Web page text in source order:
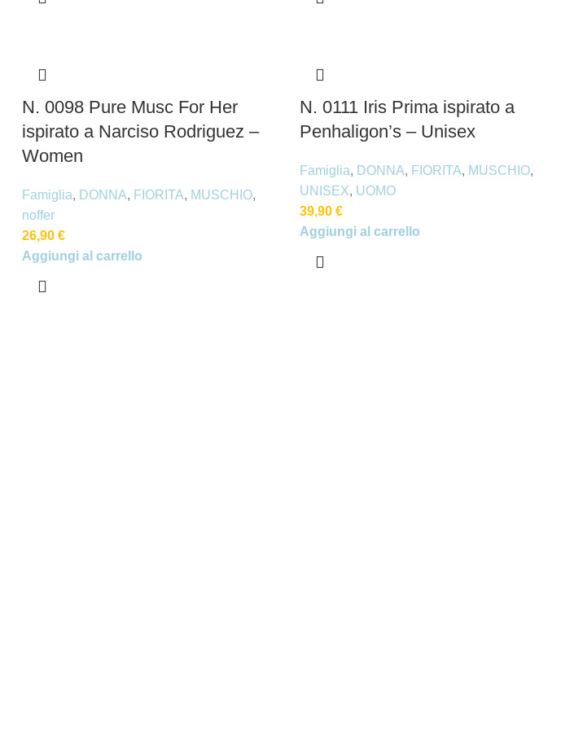
N. 0098 Pure Musc For Her
ispirato a Narciso Rodriguez –
Women
Famiglia, DONNA, FIORITA, MUSCHIO,
noffer
26,90 €
Aggiungi al carrello
N. 0111 Iris Prima ispirato a
Penhaligon’s – Unisex
Famiglia, DONNA, FIORITA, MUSCHIO,
UNISEX, UOMO
39,90 €
Aggiungi al carrello